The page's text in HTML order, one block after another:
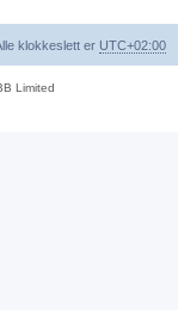
klokkeslett er UTC+02:00
Limited